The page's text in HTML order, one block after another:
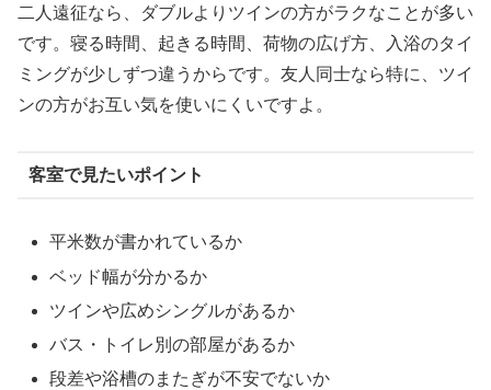
二人遠征なら、ダブルよりツインの方がラクなことが多い
です。寝る時間、起きる時間、荷物の広げ方、入浴のタイ
ミングが少しずつ違うからです。友人同士なら特に、ツイ
ンの方がお互い気を使いにくいですよ。
客室で見たいポイント
平米数が書かれているか
ベッド幅が分かるか
ツインや広めシングルがあるか
バス・トイレ別の部屋があるか
段差や浴槽のまたぎが不安でないか